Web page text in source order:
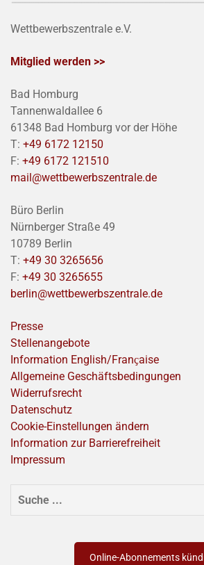
Wettbewerbszentrale e.V.
Mitglied werden >>
Bad Homburg
Tannenwaldallee 6
61348 Bad Homburg vor der Höhe
T: +49 6172 12150
F: +49 6172 121510
mail@wettbewerbszentrale.de
Büro Berlin
Nürnberger Straße 49
10789 Berlin
T: +49 30 3265656
F: +49 30 3265655
berlin@wettbewerbszentrale.de
Presse
Stellenangebote
Information English/Franҫaise
Allgemeine Geschäftsbedingungen
Widerrufsrecht
Datenschutz
Cookie-Einstellungen ändern
Information zur Barrierefreiheit
Impressum
SUCHEN
Online-Abonnements